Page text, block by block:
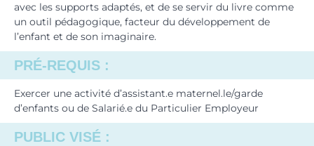
avec les supports adaptés, et de se servir du livre comme
un outil pédagogique, facteur du développement de
l’enfant et de son imaginaire.
PRÉ-REQUIS :
Exercer une activité d’assistant.e maternel.le/garde
d’enfants ou de Salarié.e du Particulier Employeur
PUBLIC VISÉ :